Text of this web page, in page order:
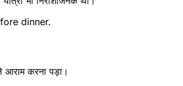
dinner.
करना पड़ा।